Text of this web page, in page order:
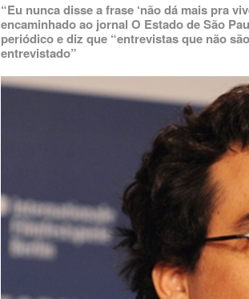
“Eu nunca disse a frase ‘não dá mais pra
encaminhado ao jornal O Estado de São
periódico e diz que “entrevistas que não
entrevistado”